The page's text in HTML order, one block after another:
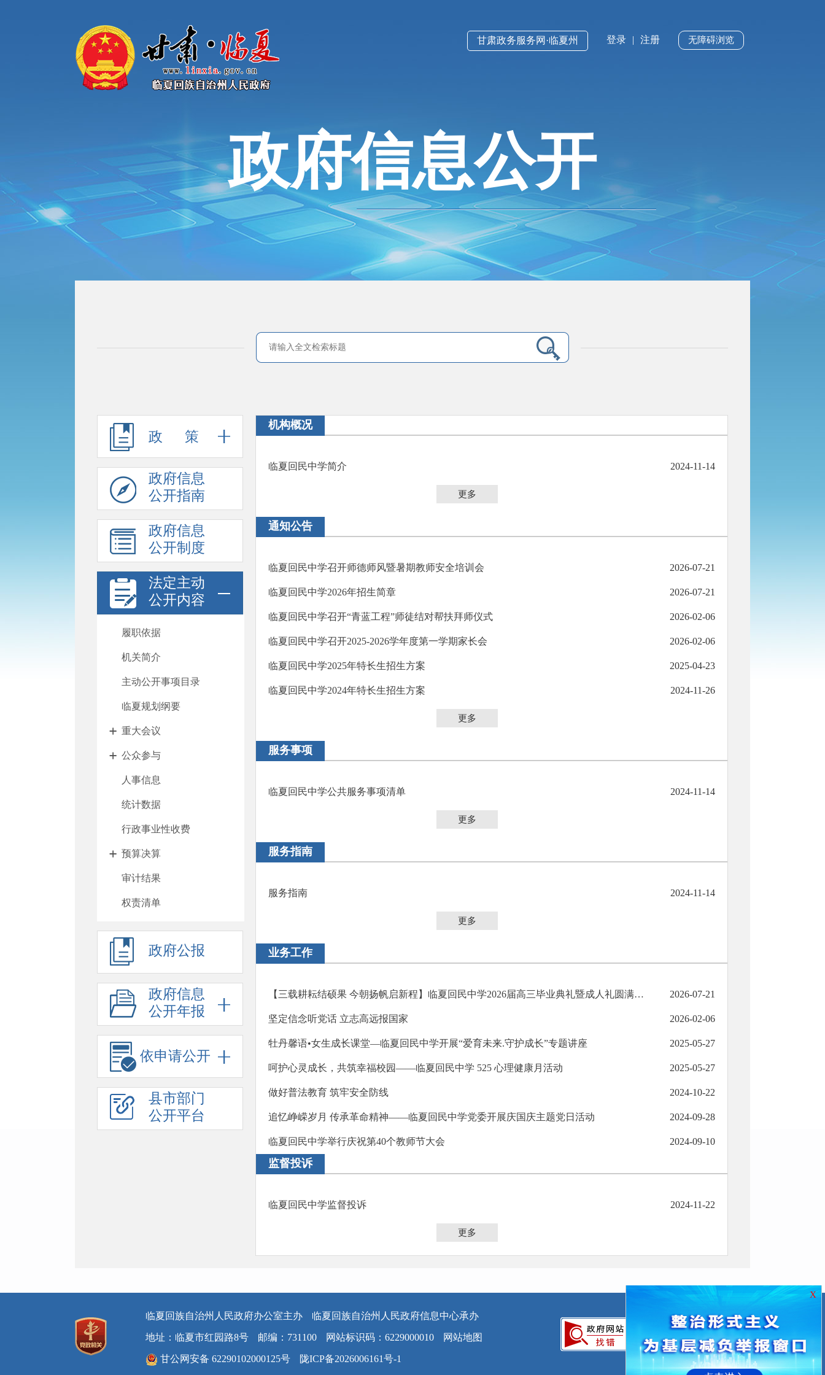
无障碍浏览
登录 | 注册
甘肃政务服务网·临夏州
政府信息公开
政 策
政府信息
公开指南
政府信息
公开制度
法定主动
公开内容
履职依据
机关简介
主动公开事项目录
临夏规划纲要
重大会议
公众参与
人事信息
统计数据
行政事业性收费
预算决算
审计结果
权责清单
处罚强制
重大项目
政府采购
重大民生信息
招考录用
应急预案
应急演练
预警信息
在线访谈
“六稳”“六保”
助企纾困
防范化解重大风险
政府公报
政府信息
公开年报
依申请公开
县市部门
公开平台
机构概况
临夏回民中学简介 2024-11-14
更多
通知公告
临夏回民中学召开师德师风暨暑期教师安全培训会 2026-07-21
临夏回民中学2026年招生简章 2026-07-21
临夏回民中学召开“青蓝工程”师徒结对帮扶拜师仪式 2026-02-06
临夏回民中学召开2025-2026学年度第一学期家长会 2026-02-06
临夏回民中学2025年特长生招生方案 2025-04-23
临夏回民中学2024年特长生招生方案 2024-11-26
更多
服务事项
临夏回民中学公共服务事项清单 2024-11-14
更多
服务指南
服务指南 2024-11-14
更多
业务工作
【三载耕耘结硕果 今朝扬帆启新程】临夏回民中学2026届高三毕业典礼暨成人礼圆满举行 2026-07-21
坚定信念听党话 立志高远报国家 2026-02-06
牡丹馨语•女生成长课堂—临夏回民中学开展“爱育未来.守护成长”专题讲座 2025-05-27
呵护心灵成长，共筑幸福校园——临夏回民中学 525 心理健康月活动 2025-05-27
做好普法教育 筑牢安全防线 2024-10-22
追忆峥嵘岁月 传承革命精神——临夏回民中学党委开展庆国庆主题党日活动 2024-09-28
临夏回民中学举行庆祝第40个教师节大会 2024-09-10
监督投诉
临夏回民中学监督投诉 2024-11-22
更多
临夏回族自治州人民政府办公室主办 临夏回族自治州人民政府信息中心承办
地址：临夏市红园路8号 邮编：731100 网站标识码：6229000010 网站地图
甘公网安备 62290102000125号 陇ICP备2026006161号-1
X